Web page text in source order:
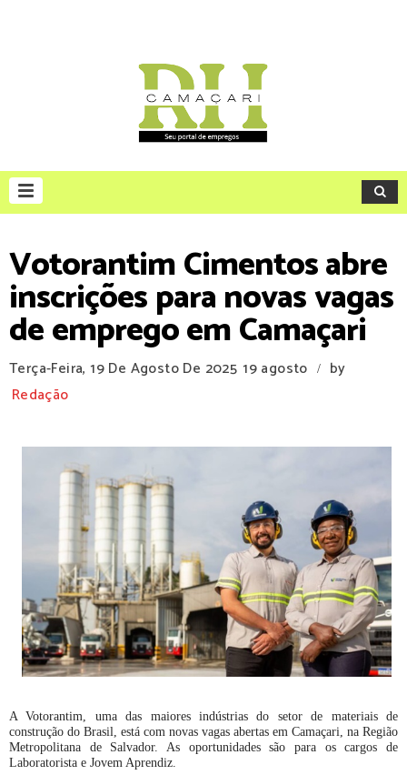
Votorantim Cimentos abre
inscrições para novas vagas
de emprego em Camaçari
Terça-Feira, 19 De Agosto De 2025 19 agosto /
by
Redação
A Votorantim, uma das maiores indústrias do setor de materiais de
construção do Brasil, está com novas vagas abertas em Camaçari, na Região
Metropolitana de Salvador. As oportunidades são para os cargos de
Laboratorista e Jovem Aprendiz.